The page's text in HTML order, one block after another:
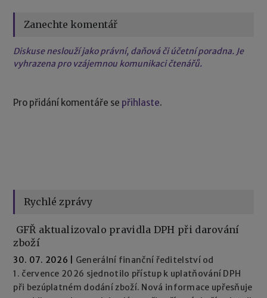
Zanechte komentář
Diskuse neslouží jako právní, daňová či účetní poradna. Je
vyhrazena pro vzájemnou komunikaci čtenářů.
Pro přidání komentáře se přihlaste.
Rychlé zprávy
GFŘ aktualizovalo pravidla DPH při darování
zboží
30. 07. 2026
Generální finanční ředitelství od
1. července 2026 sjednotilo přístup k uplatňování DPH
při bezúplatném dodání zboží. Nová informace upřesňuje